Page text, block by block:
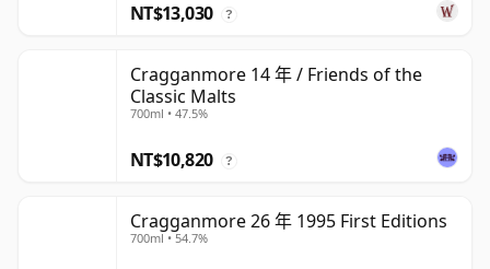
NT$13,030 ?
Cragganmore 14 年 / Friends of the
Classic Malts
700ml • 47.5%
NT$10,820 ?
Cragganmore 26 年 1995 First Editions
700ml • 54.7%